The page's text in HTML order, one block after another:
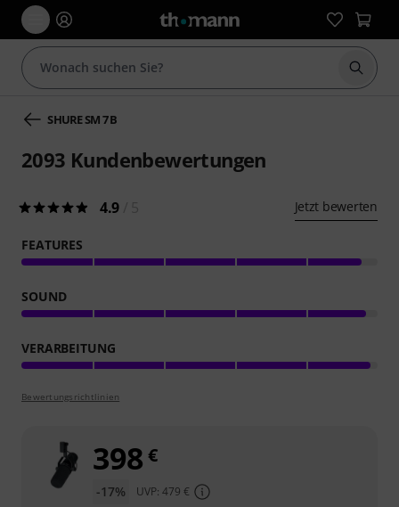
Suche
SHURE SM 7 B
2093 Kundenbewertungen
4.9 Jetzt bewerten
FEATURES
SOUND
VERARBEITUNG
Bewertungsrichtlinien
398 €
-17% UVP: 479 €